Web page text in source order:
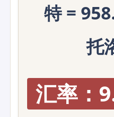
特 =
托
汇率：